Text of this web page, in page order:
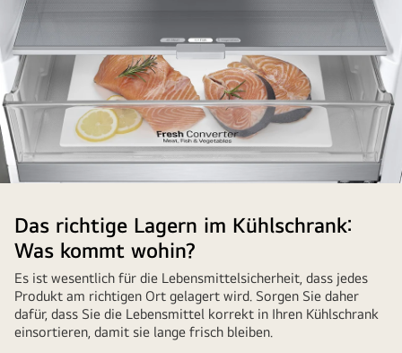
einfach
Fisch
wird
Kühlschrank
getrennt
von
anderen
Das richtige Lagern im Kühlschrank:
Was kommt wohin?
Es ist wesentlich für die Lebensmittelsicherheit, dass jedes
Produkt am richtigen Ort gelagert wird. Sorgen Sie daher
dafür, dass Sie die Lebensmittel korrekt in Ihren Kühlschrank
einsortieren, damit sie lange frisch bleiben.